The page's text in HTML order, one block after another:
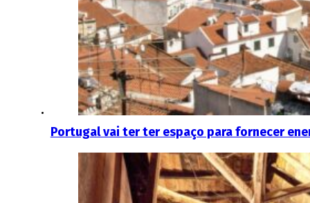
Portugal vai ter ter espaço para fornecer